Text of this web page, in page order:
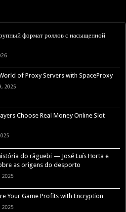
формат роллов с насыщенной
of Proxy Servers with SpaceProxy
2025
Choose Real Money Online Slot
do râguebi — José Luís Horta e
as origens do desporto
2025
Your Game Profits with Encryption
2025